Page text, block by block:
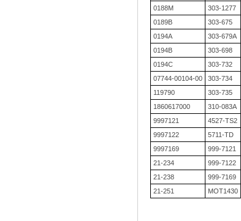
0188M
303-1277
0189B
303-675
0194A
303-679A
0194B
303-698
0194C
303-732
07744-00104-00
303-734
119790
303-735
1860617000
310-083A
9997121
4527-TS2
9997122
5711-TD
9997169
999-7121
21-234
999-7122
21-238
999-7169
21-251
MOT1430